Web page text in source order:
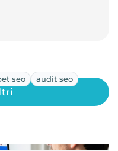
seo audit seo